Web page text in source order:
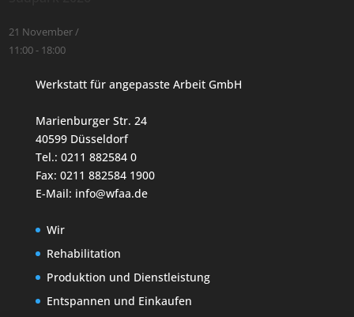
21 November /
11:00- 18:00
Werkstatt für angepasste Arbeit GmbH
Marienburger Str. 24
40599 Düsseldorf
Tel.: 0211 882584 0
Fax: 0211 882584 1900
E-Mail: info@wfaa.de
Wir
Rehabilitation
Produktion und Dienstleistung
Entspannen und Einkaufen